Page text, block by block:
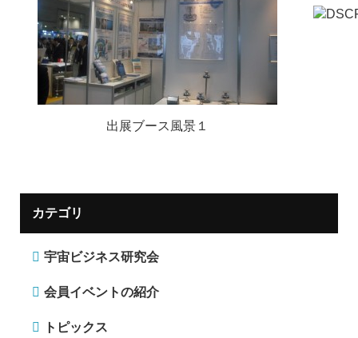
出展ブース風景１
カテゴリ
宇宙ビジネス研究会
会員イベントの紹介
トピックス